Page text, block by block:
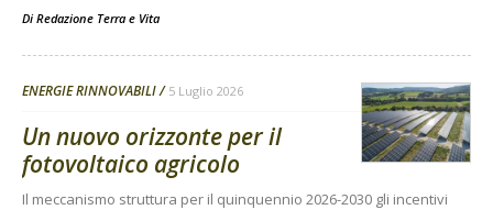
Di Redazione Terra e Vita
ENERGIE RINNOVABILI 5 Luglio 2026
Un nuovo orizzonte per il
fotovoltaico agricolo
Il meccanismo struttura per il quinquennio 2026-2030 gli incentivi